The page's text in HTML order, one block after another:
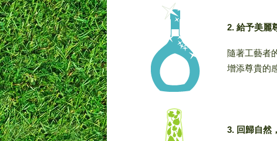
2. 給予美麗
隨著工藝者
增添尊貴的
3. 回歸自然